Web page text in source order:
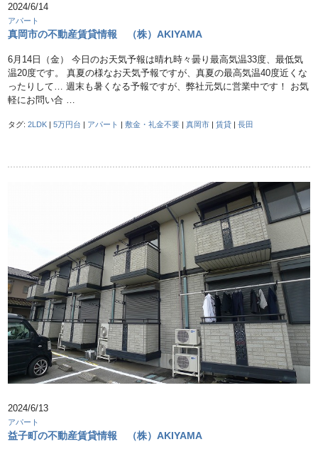
2024/6/14
アパート
真岡市の不動産賃貸情報 （株）AKIYAMA
6月14日（金） 今日のお天気予報は晴れ時々曇り最高気温33度、最低気
温20度です。 真夏の様なお天気予報ですが、真夏の最高気温40度近くな
ったりして… 週末も暑くなる予報ですが、弊社元気に営業中です！ お気
軽にお問い合 …
タグ:2LDK |5万円台 | アパート |敷金・礼金不要 |真岡市 |賃貸 |長田
2024/6/13
アパート
益子町の不動産賃貸情報 （株）AKIYAMA